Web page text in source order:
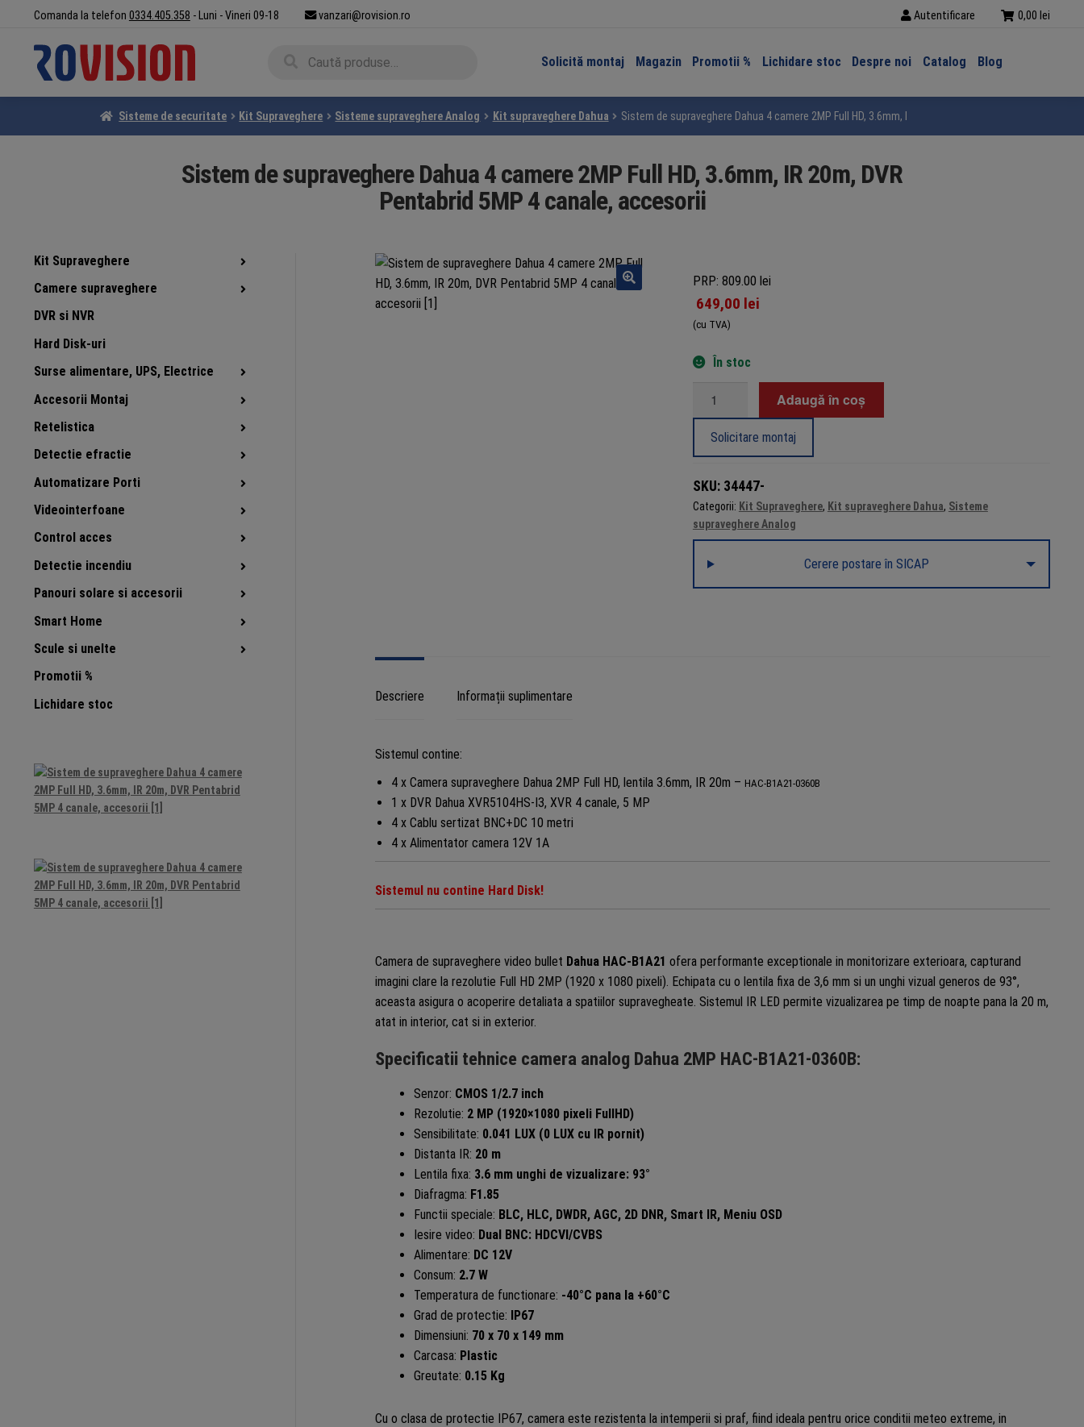
navigare
conținut
Comanda la telefon 0334.405.358 - Luni - Vineri 09-18 vanzari@rovision.ro Autentificare 0,00 lei
Solicită montaj Magazin Promotii % Lichidare stoc Despre noi Catalog Blog
Sisteme de securitate Kit Supraveghere Sisteme supraveghere Analog Kit supraveghere Dahua Sistem de supraveghere Dahua 4 camere 2MP Full HD, 3.6mm, IR 20m, DVR Pentabrid 5MP 4 canale,
Sistem de supraveghere Dahua 4 camere 2MP Full HD, 3.6mm, IR 20m, DVR
Pentabrid 5MP 4 canale, accesorii
PRP: 809.00 lei
649,00 lei
(cu TVA)
În stoc
4
camere
2MP
HD,
3.6mm,
Adaugă în coș
Solicitare montaj
SKU: 34447-
Categorii: Kit Supraveghere, Kit supraveghere Dahua, Sisteme
supraveghere Analog
Cerere postare în SICAP
Descriere Informații suplimentare
Sistemul contine:
4 x Camera supraveghere Dahua 2MP Full HD, lentila 3.6mm, IR 20m – HAC-B1A21-0360B
1 x DVR Dahua XVR5104HS-I3, XVR 4 canale, 5 MP
4 x Cablu sertizat BNC+DC 10 metri
4 x Alimentator camera 12V 1A
Sistemul nu contine Hard Disk!
Camera de supraveghere video bullet Dahua HAC-B1A21 ofera performante exceptionale in monitorizare exterioara, capturand
imagini clare la rezolutie Full HD 2MP (1920 x 1080 pixeli). Echipata cu o lentila fixa de 3,6 mm si un unghi vizual generos de 93°,
aceasta asigura o acoperire detaliata a spatiilor supravegheate. Sistemul IR LED permite vizualizarea pe timp de noapte pana la 20 m,
atat in interior, cat si in exterior.
Specificatii tehnice camera analog Dahua 2MP HAC-B1A21-0360B:
Senzor: CMOS 1/2.7 inch
Rezolutie: 2 MP (1920×1080 pixeli FullHD)
Sensibilitate: 0.041 LUX (0 LUX cu IR pornit)
Distanta IR: 20 m
Lentila fixa: 3.6 mm unghi de vizualizare: 93°
Diafragma: F1.85
Functii speciale: BLC, HLC, DWDR, AGC, 2D DNR, Smart IR, Meniu OSD
Iesire video: Dual BNC: HDCVI/CVBS
Alimentare: DC 12V
Consum: 2.7 W
Temperatura de functionare: -40°C pana la +60°C
Grad de protectie:
IP67
Dimensiuni: 70 x 70 x 149 mm
Carcasa: Plastic
Greutate: 0.15 Kg
Cu o clasa de protectie IP67, camera este rezistenta la intemperii si praf, fiind ideala pentru orice conditii meteo extreme, in
Kit Supraveghere
Camere supraveghere
DVR si NVR
Hard Disk-uri
Surse alimentare, UPS, Electrice
Accesorii Montaj
Retelistica
Detectie efractie
Automatizare Porti
Videointerfoane
Control acces
Detectie incendiu
Panouri solare si accesorii
Smart Home
Scule si unelte
Promotii %
Lichidare stoc